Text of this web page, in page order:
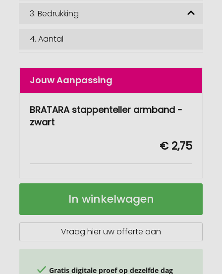
3. Bedrukking
4. Aantal
Jouw Aanpassing
BRATARA stappenteller armband -
zwart
€ 2,75
BRATARA
Op
In winkelwagen
Vraag hier uw offerte aan
Gratis digitale proef op dezelfde dag